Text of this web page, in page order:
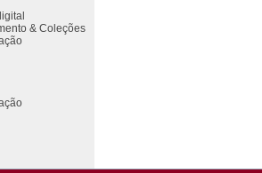
& Coleções